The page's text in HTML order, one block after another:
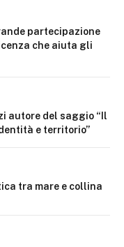
partecipazione
che aiuta gli
autore del saggio “Il
e territorio”
tra mare e collina